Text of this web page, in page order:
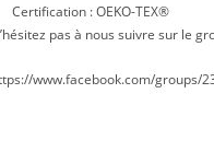
Certification : OEKO-TEX®
pas à nous suivre sur le
www.facebook.com/groups/